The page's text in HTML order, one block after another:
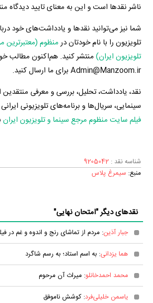
ناشر نقدها است و این به معنای تایید دیدگاه
شما نیز می‌توانید نقدها و یادداشت‌های خود
تلویزیون را با نام خودتان در منظوم (معتبرترین
تلویزیون ایران) منتشر کنید. هم‌اکنون مطالب
Admin@Manzoom.ir برای ما ارسال کنید.
نقد، یادداشت، تحلیل، بررسی و معرفی منتقدین
سینمایی، سریال‌ها و برنامه‌های تلویزیونی
فیلم سایت منظوم مرجع سینما و تلویزیون ایران
شناسه نقد : 9205042
منبع: سیمرغ پلاس
نقدهای دیگر "امتحان نهایی"
جبار آذین: مردم از تماشای رنج و اندوه و غم در
هما یزدانی: به اسم استاد؛ به رسم شاگرد
محمد احمدخانلو: میراث آن مرحوم
یاسمن خلیلی‌فرد: کوشش ناموفق